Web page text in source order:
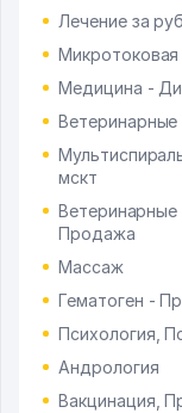
Лечение за
Микротоковая
Медицина -
Ветеринарные
мскт
Продажа
Массаж
Гематоген -
Психология,
Андрология
Вакцинация,